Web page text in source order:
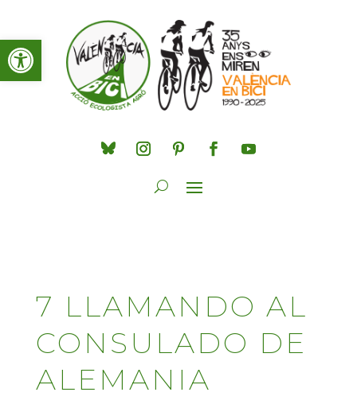
Obre la barra d'eines
7 LLAMANDO AL
CONSULADO DE
ALEMANIA